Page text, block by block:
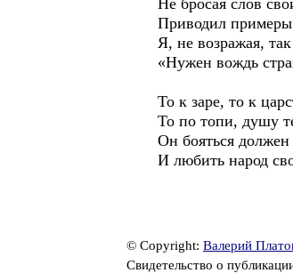
Не бросая слов
Приводил примеры
Я, не возражая,
«Нужен вождь
То к заре, то к
То по топи, душу
Он бояться должен
И любить народ
© Copyright: Валерий
Свидетельство о